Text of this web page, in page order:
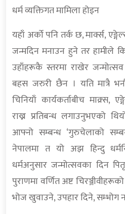
धर्म व्यक्तिगत मामिला होइन
यहाँ अर्को पनि तर्क छ, मार्क्स,
जन्मदिन मनाउन हुने तर हामीले
उहाँहरूकै स्तरमा राखेर
बहस जरुरी छैन । यति मात्रै
चिनियाँ कार्यकर्ताबीच माक्र्स,
राख्न प्रतिबन्ध लगाउनुभएको
आफ्नो सम्बन्ध ‘गुरुचेलाको
नेपालमा त यो अझ हिन्दु
धर्मअनुसार जन्मोत्सवका दिन
पुराणमा वर्णित अष्ट
भोज खुवाउने, उपहार दिने, सम्भोग